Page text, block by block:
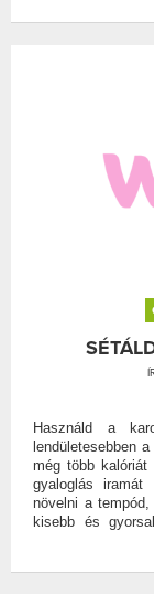
Használd a
lendületesebben
még több
gyaloglás
növelni a
kisebb és